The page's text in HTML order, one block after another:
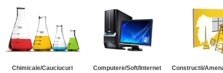
Chimicale/Cauciucuri Computere/Soft/Internet Constructii/